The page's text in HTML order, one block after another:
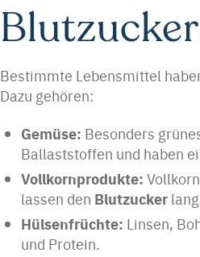
Bestimmte Lebensmittel
Dazu gehören:
Gemüse: Besonders
Ballaststoffen und haben
Vollkornprodukte:
lassen den Blutzucker
Hülsenfrüchte: Linsen,
und Protein.